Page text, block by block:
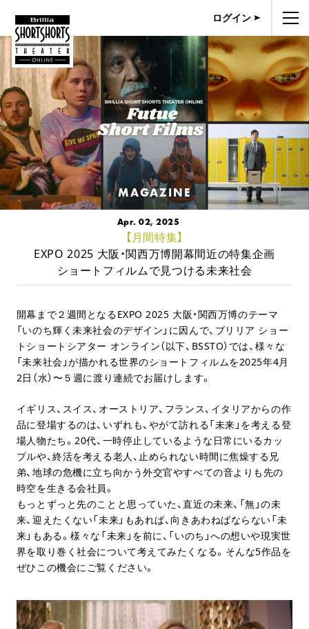
ログイン
MAGAZINE
Apr. 02, 2025
【月間特集】
EXPO 2025 大阪・関西万博開幕間近の特集企画
ショートフィルムで見つける未来社会
開幕まで２週間となるEXPO 2025 大阪・関西万博のテーマ
「いのち輝く未来社会のデザイン」に因んで、ブリリア ショー
トショートシアター オンライン（以下、BSSTO）では、様々な
「未来社会」が描かれる世界のショートフィルムを2025年4月
2日（水）〜５週に渡り連続でお届けします。
イギリス、スイス、オーストリア、フランス、イタリアからの作
品に登場するのは、いずれも、やがて訪れる「未来」を考える登
場人物たち。20代、一時停止しているような日常にいるカッ
プルや、終活を考える老人、止められない時間に焦燥する兄
弟、地球の危機に立ち向かう外交官やすべての音よりも先の
時空を生きる会社員。
もっとずっと先のことと思っていた、直近の未来、「無」の未
来、迎えたくない「未来」もあれば、向きあわねばならない「未
来」もある。様々な「未来」を前に、「いのち」への想いや現実世
界を取り巻く社会について考えてみたくなる。そんな5作品を
ぜひこの機会にご覧ください。